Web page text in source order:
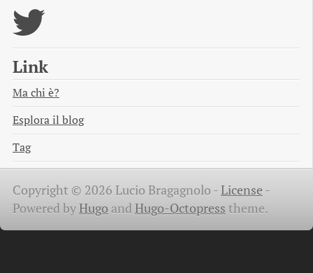
Link
Ma chi è?
Esplora il blog
Tag
Copyright © 2026 Lucio Bragagnolo -License -
Powered byHugo and Hugo-Octopress theme.